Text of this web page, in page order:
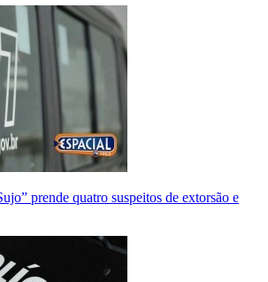
prende quatro suspeitos de extorsão e